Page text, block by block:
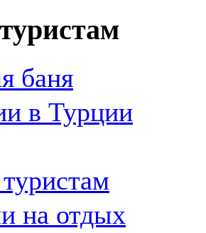
баня
в Турции
на отдых